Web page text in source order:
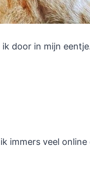
door in mijn
immers veel online